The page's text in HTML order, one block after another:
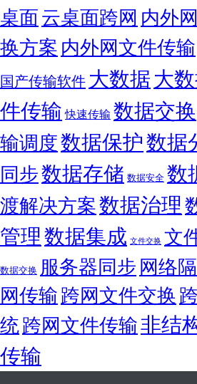
桌面云桌面跨网 内外网
换方案内外网文件传输
国产传输软件 大数据大
件传输 快速传输 数据交换
输调度数据保护数据
同步数据存储 数据安全 数
渡解决方案数据治理
管理数据集成 文件交换 文
数据交换 服务器同步网络
网传输跨网文件交换
统跨网文件传输非结
传输